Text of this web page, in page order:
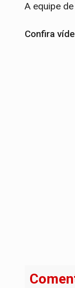
A equipe
Confira